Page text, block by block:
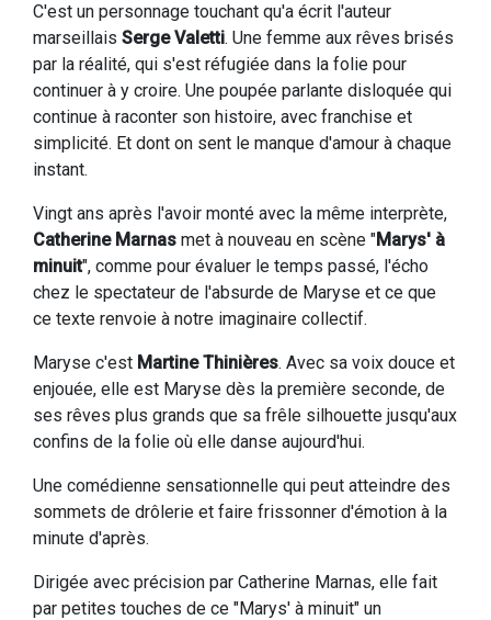
C'est un personnage touchant qu'a écrit l'auteur
marseillais Serge Valetti. Une femme aux rêves brisés
par la réalité, qui s'est réfugiée dans la folie pour
continuer à y croire. Une poupée parlante disloquée qui
continue à raconter son histoire, avec franchise et
simplicité. Et dont on sent le manque d'amour à chaque
instant.
Vingt ans après l'avoir monté avec la même interprète,
Catherine Marnas met à nouveau en scène "Marys' à
minuit", comme pour évaluer le temps passé, l'écho
chez le spectateur de l'absurde de Maryse et ce que
ce texte renvoie à notre imaginaire collectif.
Maryse c'est Martine Thinières. Avec sa voix douce et
enjouée, elle est Maryse dès la première seconde, de
ses rêves plus grands que sa frêle silhouette jusqu'aux
confins de la folie où elle danse aujourd'hui.
Une comédienne sensationnelle qui peut atteindre des
sommets de drôlerie et faire frissonner d'émotion à la
minute d'après.
Dirigée avec précision par Catherine Marnas, elle fait
par petites touches de ce "Marys' à minuit" un